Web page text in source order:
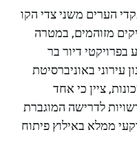
הערים משני צדי הקו
מזוהמים, במטרה
בפרויקטי דיור בר
עירוני באוניברסיטת
ציין כי אחד
לדרישה המוגברת
ממלא באילוץ פיתוח